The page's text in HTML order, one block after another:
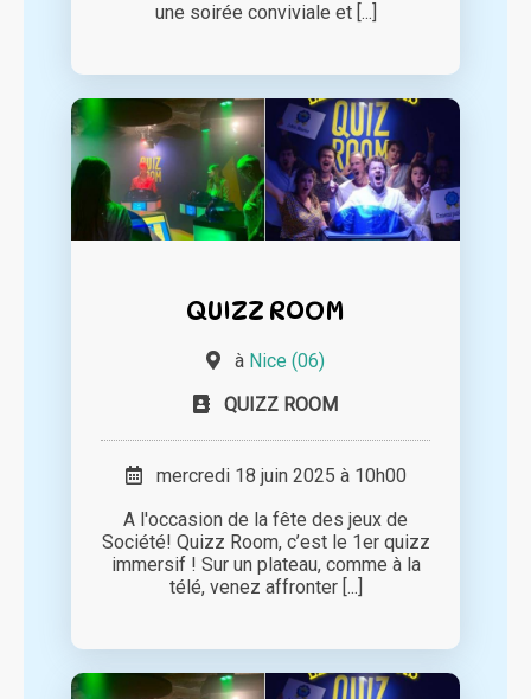
une soirée conviviale et [...]
QUIZZ ROOM
à Nice (06)
QUIZZ ROOM
mercredi 18 juin 2025 à 10h00
A l'occasion de la fête des jeux de
Société! Quizz Room, c’est le 1er quizz
immersif ! Sur un plateau, comme à la
télé, venez affronter [...]